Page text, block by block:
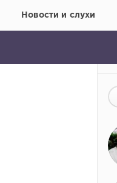
Новости и слухи